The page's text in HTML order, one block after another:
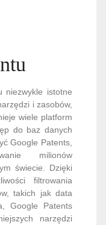
niezwykle istotne
i zasobów,
wiele platform
do baz danych
Google Patents,
milionów
świecie. Dzięki
filtrowania
takich jak data
Google Patents
narzędzi